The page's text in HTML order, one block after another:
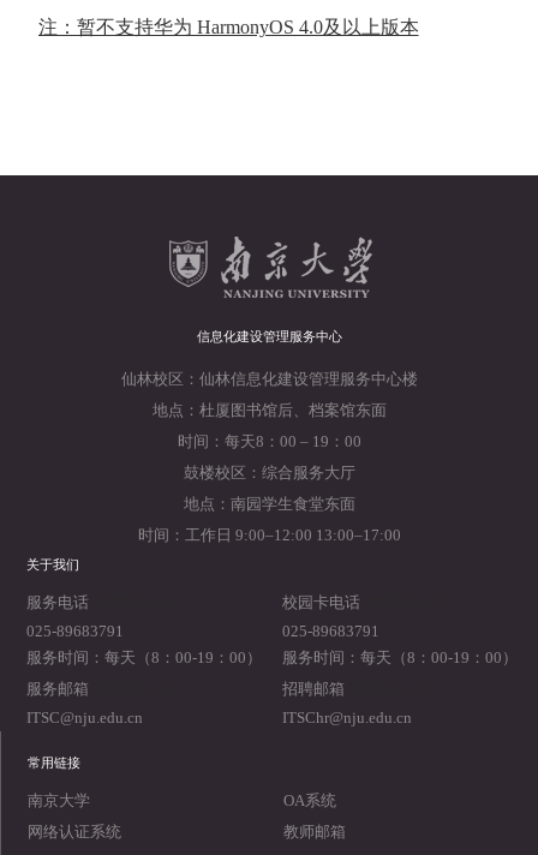
注：暂不支持华为 HarmonyOS 4.0及以上版本
信息化建设管理服务中心
仙林校区：仙林信息化建设管理服务中心楼
地点：杜厦图书馆后、档案馆东面
时间：每天8：00 – 19：00
鼓楼校区：综合服务大厅
地点：南园学生食堂东面
时间：工作日 9:00–12:00 13:00–17:00
关于我们
服务电话
025-89683791
服务时间：每天（8：00-19：00）
校园卡电话
025-89683791
服务时间：每天（8：00-19：00）
服务邮箱
ITSC@nju.edu.cn
招聘邮箱
ITSChr@nju.edu.cn
常用链接
南京大学
OA系统
网络认证系统
教师邮箱